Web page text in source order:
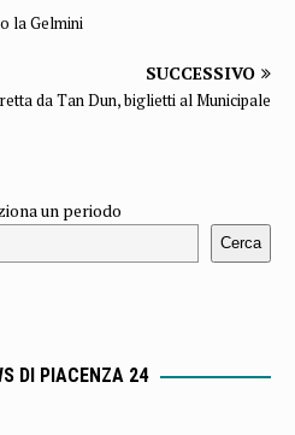
la Gelmini
SUCCESSIVO
da Tan Dun, biglietti al Municipale
un periodo
Cerca
DI PIACENZA 24